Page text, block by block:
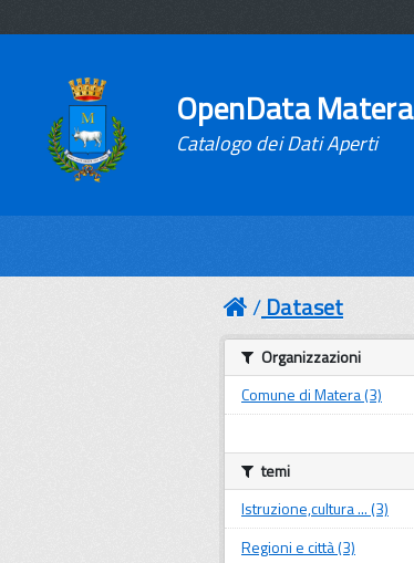
OpenData Matera
Catalogo dei Dati Aperti
Dataset
Organizzazioni
Comune di Matera (3)
temi
Istruzione,cultura ... (3)
Regioni e città (3)